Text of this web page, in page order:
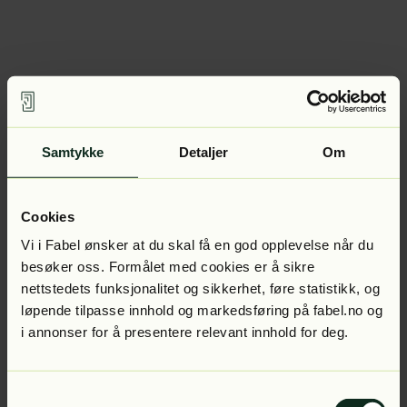
Samtykke Detaljer Om
Cookies
Vi i Fabel ønsker at du skal få en god opplevelse når du
besøker oss. Formålet med cookies er å sikre
nettstedets funksjonalitet og sikkerhet, føre statistikk, og
løpende tilpasse innhold og markedsføring på fabel.no og
i annonser for å presentere relevant innhold for deg.